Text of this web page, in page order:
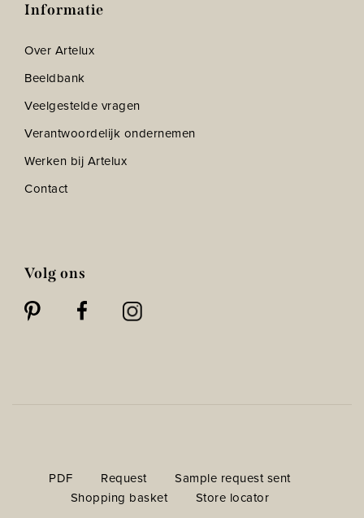
Informatie
Over Artelux
Beeldbank
Veelgestelde vragen
Verantwoordelijk ondernemen
Werken bij Artelux
Contact
Volg ons
PDF Request
Sample request sent
Shopping basket
Store locator